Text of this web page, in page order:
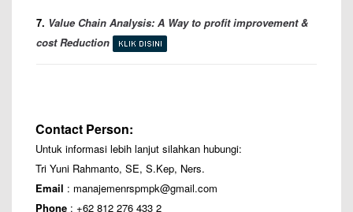
7. Value Chain Analysis: A Way to profit improvement &
cost Reduction
Contact Person:
Untuk informasi lebih lanjut silahkan hubungi:
Tri Yuni Rahmanto, SE, S.Kep, Ners.
Email : manajemenrspmpk@gmail.com
Phone : +62 812 276 433 2